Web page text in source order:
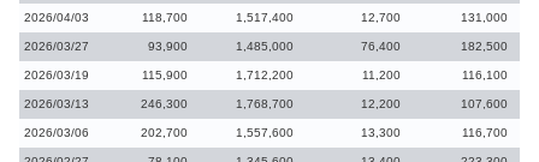
2026/04/03 118,700 1,517,400 12,700 131,000
2026/03/27 93,900 1,485,000 76,400 182,500
2026/03/19 115,900 1,712,200 11,200 116,100
2026/03/13 246,300 1,768,700 12,200 107,600
2026/03/06 202,700 1,557,600 13,300 116,700